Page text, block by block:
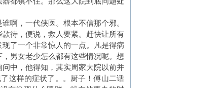
啊，一代侠医。根本不信那个邪。
待，便说，救人要紧。赶快让所有
了一个非常惊人的一点。凡是得病
男女老少怎么都有这些情况呢。想
中，他得知，其实周家大院以前并
这样的症状了。。厨子！傅山二话